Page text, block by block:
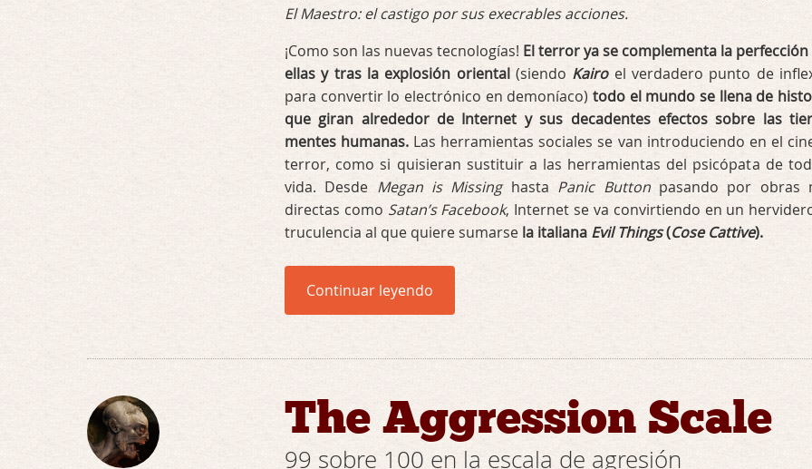
El Maestro: el castigo por sus execrables acciones.
¡Como son las nuevas tecnologías! El terror ya se complementa la
ellas y tras la explosión oriental(siendo Kairoel verdadero punto de
para convertir lo electrónico en demoníaco) todo el mundo se llena de
que giran alrededor de Internet y sus decadentes efectos sobre las
mentes humanas. Las herramientas sociales se van introduciendo en el
terror, como si quisieran sustituir a las herramientas del psicópata de
vida. Desde Megan is Missinghasta Panic Buttonpasando por obras
directas como Satan’s Facebook, Internet se va convirtiendo en un
truculencia al que quiere sumarse la italiana Evil Things(Cose Cattive).
Continuar leyendo
The Aggression Scale
99 sobre 100 en la escala de agresión